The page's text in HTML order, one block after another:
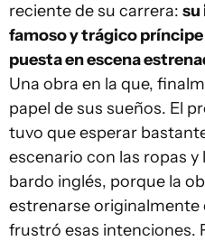
reciente de su carrera: su
famoso y trágico
puesta en escena
Una obra en la que,
papel de sus sueños. El
tuvo que esperar
escenario con las ropas
bardo inglés, porque la
estrenarse originalmente
frustró esas intenciones.